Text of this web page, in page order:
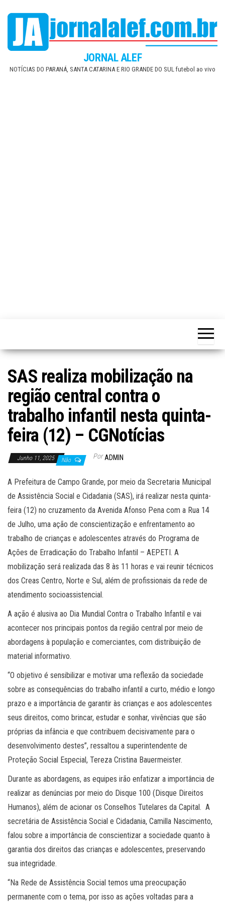
content
JORNAL ALEF
NOTÍCIAS DO PARANÁ, SANTA CATARINA E RIO GRANDE DO SUL futebol ao vivo
SAS realiza mobilização na
região central contra o
trabalho infantil nesta quinta-
feira (12) – CGNotícias
Junho 11, 2025 Não Por ADMIN
A Prefeitura de Campo Grande, por meio da Secretaria Municipal
de Assistência Social e Cidadania (SAS), irá realizar nesta quinta-
feira (12) no cruzamento da Avenida Afonso Pena com a Rua 14
de Julho, uma ação de conscientização e enfrentamento ao
trabalho de crianças e adolescentes através do Programa de
Ações de Erradicação do Trabalho Infantil – AEPETI. A
mobilização será realizada das 8 às 11 horas e vai reunir técnicos
dos Creas Centro, Norte e Sul, além de profissionais da rede de
atendimento socioassistencial.
A ação é alusiva ao Dia Mundial Contra o Trabalho Infantil e vai
acontecer nos principais pontos da região central por meio de
abordagens à população e comerciantes, com distribuição de
material informativo.
“O objetivo é sensibilizar e motivar uma reflexão da sociedade
sobre as consequências do trabalho infantil a curto, médio e longo
prazo e a importância de garantir às crianças e aos adolescentes
seus direitos, como brincar, estudar e sonhar, vivências que são
próprias da infância e que contribuem decisivamente para o
desenvolvimento destes”, ressaltou a superintendente de
Proteção Social Especial, Tereza Cristina Bauermeister.
Durante as abordagens, as equipes irão enfatizar a importância de
realizar as denúncias por meio do Disque 100 (Disque Direitos
Humanos), além de acionar os Conselhos Tutelares da Capital. A
secretária de Assistência Social e Cidadania, Camilla Nascimento,
falou sobre a importância de conscientizar a sociedade quanto à
garantia dos direitos das crianças e adolescentes, preservando
sua integridade.
“Na Rede de Assistência Social temos uma preocupação
permanente com o tema, por isso as ações voltadas para a